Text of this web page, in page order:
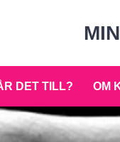
DET TILL? OM